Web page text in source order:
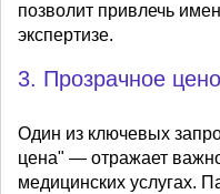
позволит привлечь
экспертизе.
3. Прозрачное
Один из ключевых
цена" — отражает
медицинских услугах.